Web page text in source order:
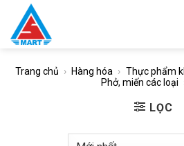
content
Trang chủ › Hàng hóa › Thực phẩm
Phở, miến các loại
LỌC